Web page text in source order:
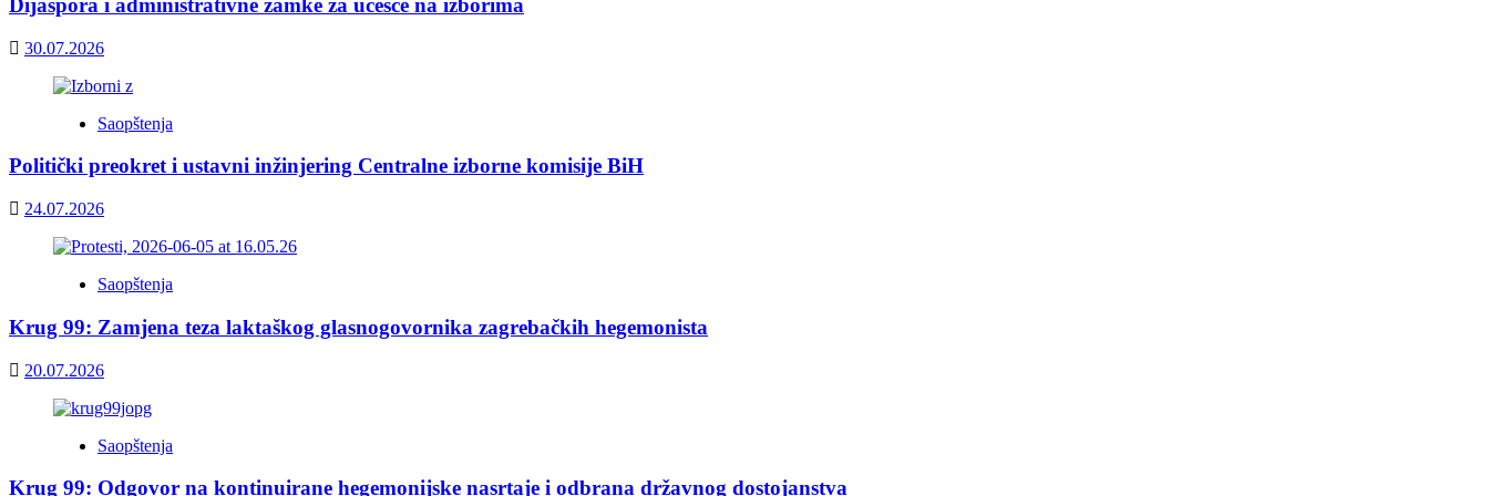
Dijaspora i administrativne zamke za učešće na izborima
30.07.2026
Saopštenja
Politički preokret i ustavni inžinjering Centralne izborne komisije BiH
24.07.2026
Saopštenja
Krug 99: Zamjena teza laktaškog glasnogovornika zagrebačkih hegemonista
20.07.2026
Saopštenja
Krug 99: Odgovor na kontinuirane hegemonijske nasrtaje i odbrana državnog dostojanstva